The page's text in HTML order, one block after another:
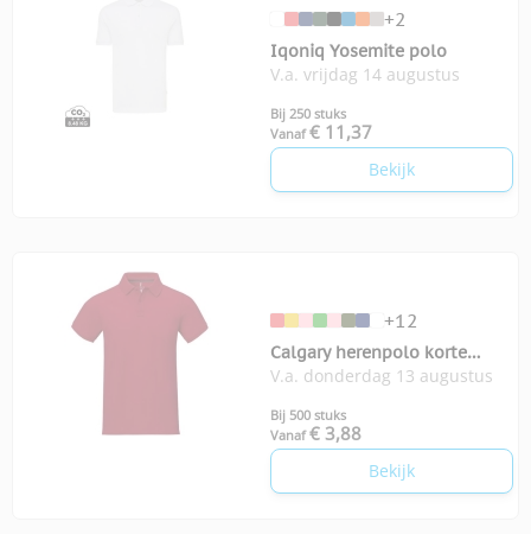
+2
Iqoniq Yosemite polo
V.a. vrijdag 14 augustus
Bij 250 stuks
Vanaf € 11,37
Bekijk
+12
Calgary herenpolo korte
mouwen
V.a. donderdag 13 augustus
Bij 500 stuks
Vanaf € 3,88
Bekijk